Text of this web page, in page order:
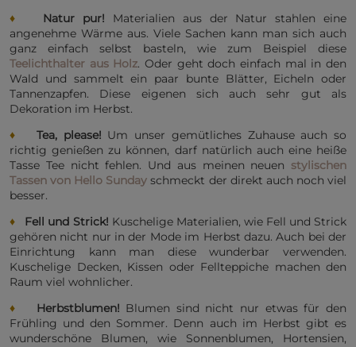
♦
Natur pur! Materialien aus der Natur stahlen eine
angenehme Wärme aus. Viele Sachen kann man sich auch
ganz einfach selbst basteln, wie zum Beispiel diese
Teelichthalter aus Holz. Oder geht doch einfach mal in den
Wald und sammelt ein paar bunte Blätter, Eicheln oder
Tannenzapfen. Diese eigenen sich auch sehr gut als
Dekoration im Herbst.
♦
Tea, please! Um unser gemütliches Zuhause auch so
richtig genießen zu können, darf natürlich auch eine heiße
Tasse Tee nicht fehlen. Und aus meinen neuen stylischen
Tassen von Hello Sunday schmeckt der direkt auch noch viel
besser.
♦
Fell und Strick! Kuschelige Materialien, wie Fell und Strick
gehören nicht nur in der Mode im Herbst dazu. Auch bei der
Einrichtung kann man diese wunderbar verwenden.
Kuschelige Decken, Kissen oder Fellteppiche machen den
Raum viel wohnlicher.
♦
Herbstblumen! Blumen sind nicht nur etwas für den
Frühling und den Sommer. Denn auch im Herbst gibt es
wunderschöne Blumen, wie Sonnenblumen, Hortensien,